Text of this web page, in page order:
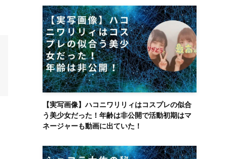
【実写画像】ハコニワリリィはコスプレの似合
う美少女だった！年齢は非公開で活動初期はマ
ネージャーも動画に出ていた！